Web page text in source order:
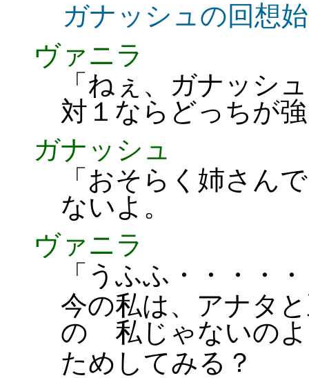
ガナッシュの回想
ヴァニラ
「ねぇ、ガナッシ
対１ならどっちが
ガナッシュ
「おそらく姉さん
ないよ。
ヴァニラ
「うふふ・・・・
今の私は、アナタ
の 私じゃないの
ためしてみる？